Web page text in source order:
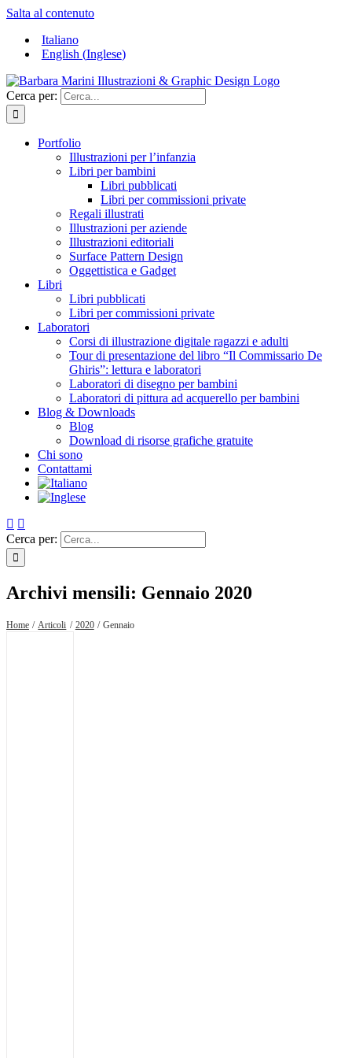
Salta al contenuto
Italiano
English (Inglese)
Cerca per:
Portfolio
Illustrazioni per l’infanzia
Libri per bambini
Libri pubblicati
Libri per commissioni private
Regali illustrati
Illustrazioni per aziende
Illustrazioni editoriali
Surface Pattern Design
Oggettistica e Gadget
Libri
Libri pubblicati
Libri per commissioni private
Laboratori
Corsi di illustrazione digitale ragazzi e adulti
Tour di presentazione del libro “Il Commissario De
Ghiris”: lettura e laboratori
Laboratori di disegno per bambini
Laboratori di pittura ad acquerello per bambini
Blog & Downloads
Blog
Download di risorse grafiche gratuite
Chi sono
Contattami
Cerca per:
Archivi mensili: Gennaio 2020
Home Articoli 2020 Gennaio